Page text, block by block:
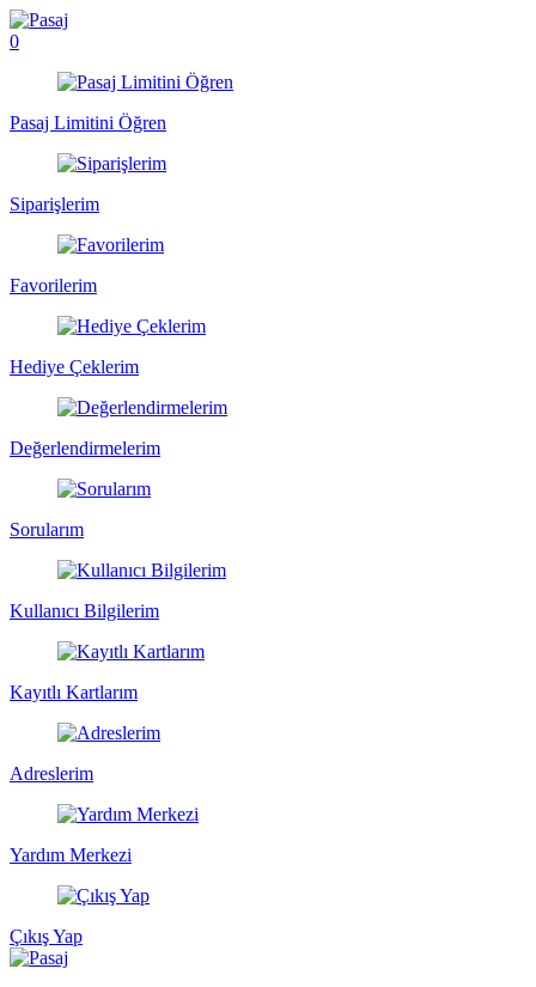
0
Pasaj Limitini Öğren
Siparişlerim
Favorilerim
Hediye Çeklerim
Değerlendirmelerim
Sorularım
Kullanıcı Bilgilerim
Kayıtlı Kartlarım
Adreslerim
Yardım Merkezi
Çıkış Yap